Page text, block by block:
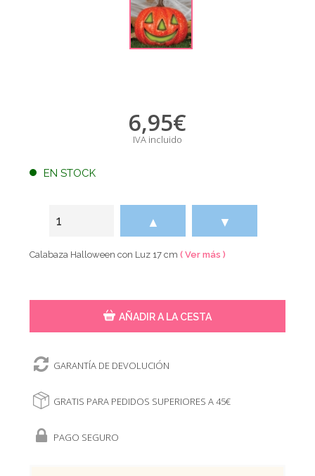
6,95€
IVA incluido
EN STOCK
▲ ▼
Calabaza Halloween con Luz 17 cm( Ver más )
AÑADIR A LA CESTA
GARANTÍA DE DEVOLUCIÓN
GRATIS PARA PEDIDOS SUPERIORES A 45€
PAGO SEGURO